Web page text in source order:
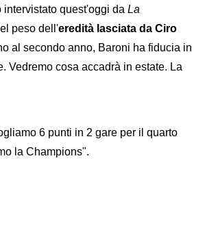
intervistato quest'oggi da La
peso dell'eredità lasciata da Ciro
al secondo anno, Baroni ha fiducia in
Vedremo cosa accadrà in estate. La
6 punti in 2 gare per il quarto
la Champions".